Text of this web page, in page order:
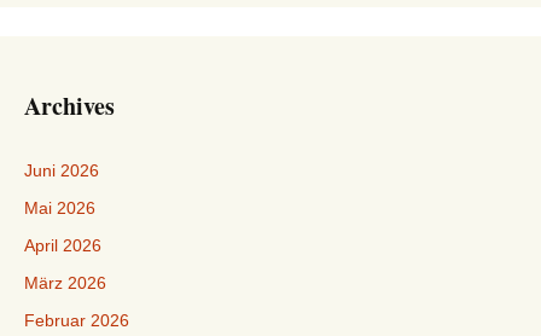
Archives
Juni 2026
Mai 2026
April 2026
März 2026
Februar 2026